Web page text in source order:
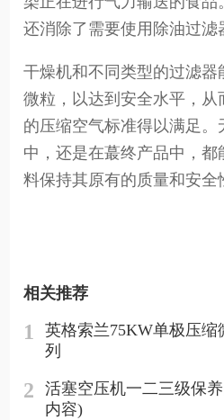
还消除了需要使用除油过滤
干燥机和不同类型的过滤器
微粒，以达到安全水平，从
的压缩空气标准得以满足。
中，还是在蕞终产品中，
料保持其原有的质量和安全
相关推荐
1
英格索兰75KW单极压
列
2
活塞空压机一二三级保
内容)